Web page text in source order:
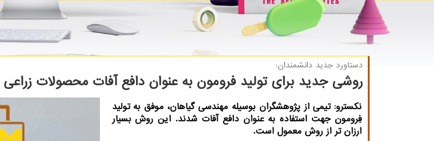
دستاورد جدید دانشمندان:
روشی جدید برای تولید فرومون به عنوان دافع آفات محصولات زراعی
نکسترو: تیمی از پژوهشگران بوسیله مهندسی گیاهان، موفق به تولید
فِرومون جهت استفاده به عنوان دافع آفات شدند. این روش بسیار
ارزان تر از روش معمول است.